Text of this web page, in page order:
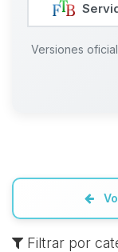
Versiones
Filtrar por